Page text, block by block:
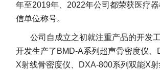
年至2019年、2022年公司都荣获医疗
信单位称号。
公司自成立之初就注重产品的开发
开发生产了BMD-A系列超声骨密度仪、
X射线骨密度仪、DXA-800系列双能X射